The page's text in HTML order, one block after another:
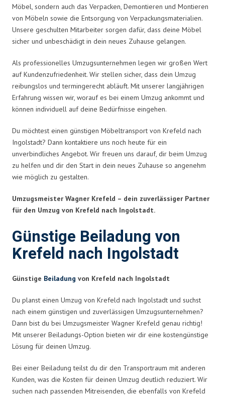
Möbel, sondern auch das Verpacken, Demontieren und Montieren
von Möbeln sowie die Entsorgung von Verpackungsmaterialien.
Unsere geschulten Mitarbeiter sorgen dafür, dass deine Möbel
sicher und unbeschädigt in dein neues Zuhause gelangen.
Als professionelles Umzugsunternehmen legen wir großen Wert
auf Kundenzufriedenheit. Wir stellen sicher, dass dein Umzug
reibungslos und termingerecht abläuft. Mit unserer langjährigen
Erfahrung wissen wir, worauf es bei einem Umzug ankommt und
können individuell auf deine Bedürfnisse eingehen.
Du möchtest einen günstigen Möbeltransport von Krefeld nach
Ingolstadt? Dann kontaktiere uns noch heute für ein
unverbindliches Angebot. Wir freuen uns darauf, dir beim Umzug
zu helfen und dir den Start in dein neues Zuhause so angenehm
wie möglich zu gestalten.
Umzugsmeister Wagner Krefeld – dein zuverlässiger Partner
für den Umzug von Krefeld nach Ingolstadt.
Günstige Beiladung von
Krefeld nach Ingolstadt
Günstige Beiladung von Krefeld nach Ingolstadt
Du planst einen Umzug von Krefeld nach Ingolstadt und suchst
nach einem günstigen und zuverlässigen Umzugsunternehmen?
Dann bist du bei Umzugsmeister Wagner Krefeld genau richtig!
Mit unserer Beiladungs-Option bieten wir dir eine kostengünstige
Lösung für deinen Umzug.
Bei einer Beiladung teilst du dir den Transportraum mit anderen
Kunden, was die Kosten für deinen Umzug deutlich reduziert. Wir
suchen nach passenden Mitreisenden, die ebenfalls von Krefeld